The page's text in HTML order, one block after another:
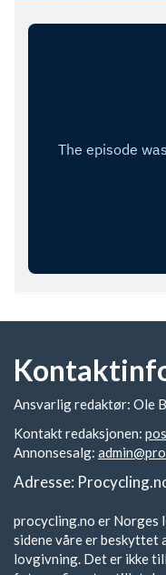
Ansvarlig redaktør: Ole
Kontakt redaksjonen:
Annonsesalg:
Adresse:
procycling.no er Norges
sidene våre er beskyttet
lovgivning. Det er ikke